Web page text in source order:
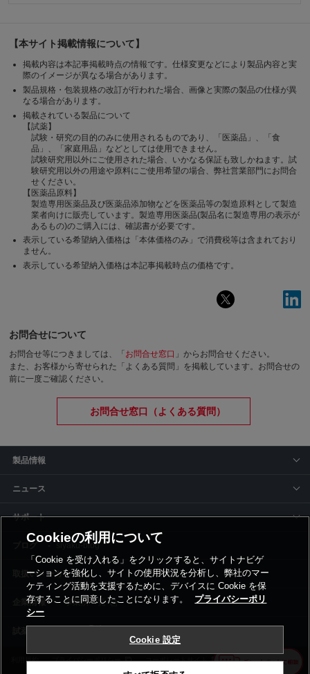
【本サイト掲載情報について】
掲載内容は本記事掲載時点の情報です。仕様変更などにより製品内容と実
際のイメージが異なる場合があります。
製品規格・包装規格の改訂が行われた場合、画像と実際の製品の仕様が異
なる場合があります。
掲載されている製品について
【試薬】
試験・研究の目的のみに使用されるものであり、「医薬品」、「食
品」、「家庭用品」などとしては使用できません。
試験研究用以外にご使用された場合、いかなる保証も致しかねます。試
験研究用以外の用途や原料にご使用希望の場合、弊社営業部門にお問合
せください。
【医薬品原料】
製造専用医薬品及び医薬品添加物などを医薬品等の製造原料として製造
業者向けに販売しています。製造専用医薬品(製品名に製造専用の表示が
あるもの)のご購入には、確認書が必要です。
表示している希望納入価格は「本体価格のみ」で消費税等は含まれており
ません。
表示している希望納入価格は本記事掲載時点の価格です。
お問合せについて
お問合せ等につきましては、「 お問合せ窓口 」からお問合せください。
また、お客様から寄せられた「よくある質問」を掲載しています。お問合せの
前に一度ご確認ください。
お問合せ窓口（よくある質問）
製品情報
ニュース
サポート
siyaku-blog
取扱いメーカー
事業所一覧
利用規約 プライバシーポリシー コーポレートサイト Cookie設定
Cookieの利用について
「Cookie を受け入れる」をクリックすると、サイトナビゲ
ーションを強化し、サイトの使用状況を分析し、弊社のマー
ケティング活動を支援するために、デバイスに Cookie を保
存することに同意したことになります。
プライバシーポリ
シー
Cookie 設定